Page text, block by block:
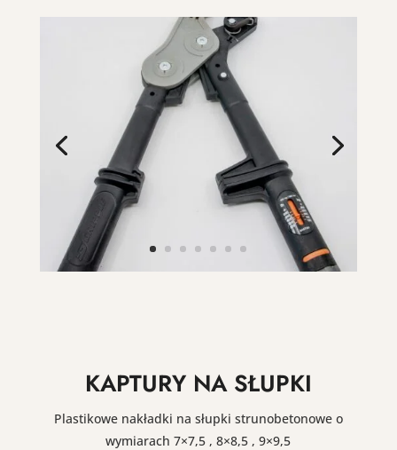
KAPTURY NA SŁUPKI
Plastikowe nakładki na słupki strunobetonowe o
wymiarach 7×7,5 , 8×8,5 , 9×9,5